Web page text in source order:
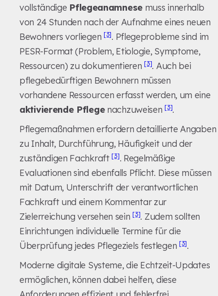
vollständige Pflegeanamnesemuss innerhalb
von 24 Stunden nach der Aufnahme eines neuen
Bewohners vorliegen [3]. Pflegeprobleme sind im
PESR-Format (Problem, Etiologie, Symptome,
Ressourcen) zu dokumentieren[3]. Auch bei
pflegebedürftigen Bewohnern müssen
vorhandene Ressourcen erfasst werden, um eine
aktivierende Pflegenachzuweisen[3].
Pflegemaßnahmen erfordern detaillierte Angaben
zu Inhalt, Durchführung, Häufigkeit und der
zuständigen Fachkraft[3]. Regelmäßige
Evaluationen sind ebenfalls Pflicht. Diese müssen
mit Datum, Unterschrift der verantwortlichen
Fachkraft und einem Kommentar zur
Zielerreichung versehen sein[3]. Zudem sollten
Einrichtungen individuelle Termine für die
Überprüfung jedes Pflegeziels festlegen[3].
Moderne digitale Systeme, die Echtzeit-Updates
ermöglichen, können dabei helfen, diese